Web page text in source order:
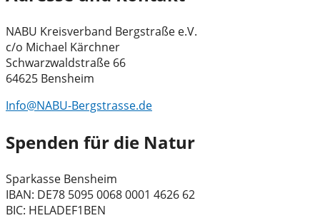
NABU Kreisverband Bergstraße e.V.
c/o Michael Kärchner
Schwarzwaldstraße 66
64625 Bensheim
Info@NABU-Bergstrasse.de
Spenden für die Natur
Sparkasse Bensheim
IBAN: DE78 5095 0068 0001 4626 62
BIC: HELADEF1BEN